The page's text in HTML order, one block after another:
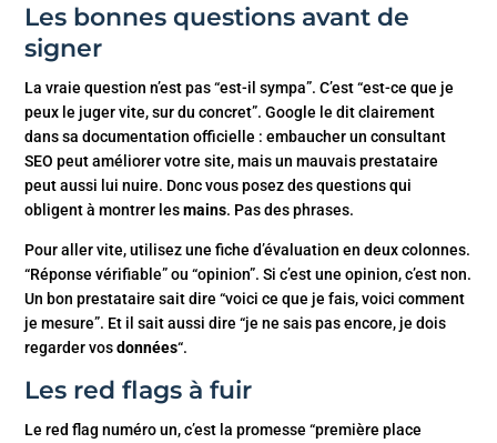
Les bonnes questions avant de
signer
La vraie question n’est pas “est-il sympa”. C’est “est-ce que je
peux le juger vite, sur du concret”. Google le dit clairement
dans sa documentation officielle : embaucher un consultant
SEO peut améliorer votre site, mais un mauvais prestataire
peut aussi lui nuire. Donc vous posez des questions qui
obligent à montrer lesmains. Pas des phrases.
Pour aller vite, utilisez une fiche d’évaluation en deux colonnes.
“Réponse vérifiable” ou “opinion”. Si c’est une opinion, c’est non.
Un bon prestataire sait dire “voici ce que je fais, voici comment
je mesure”. Et il sait aussi dire “je ne sais pas encore, je dois
regarder vosdonnées“.
Les red flags à fuir
Le red flag numéro un, c’est la promesse “première place